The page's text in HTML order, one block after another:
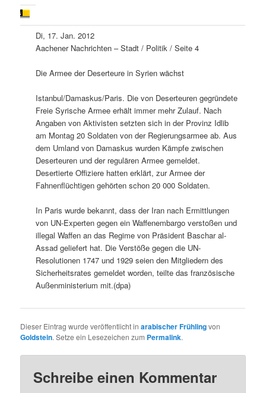
Di, 17. Jan. 2012
Aachener Nachrichten – Stadt / Politik / Seite 4
Die Armee der Deserteure in Syrien wächst
Istanbul/Damaskus/Paris. Die von Deserteuren gegründete
Freie Syrische Armee erhält immer mehr Zulauf. Nach
Angaben von Aktivisten setzten sich in der Provinz Idlib
am Montag 20 Soldaten von der Regierungsarmee ab. Aus
dem Umland von Damaskus wurden Kämpfe zwischen
Deserteuren und der regulären Armee gemeldet.
Desertierte Offiziere hatten erklärt, zur Armee der
Fahnenflüchtigen gehörten schon 20 000 Soldaten.
In Paris wurde bekannt, dass der Iran nach Ermittlungen
von UN-Experten gegen ein Waffenembargo verstoßen und
illegal Waffen an das Regime von Präsident Baschar al-
Assad geliefert hat. Die Verstöße gegen die UN-
Resolutionen 1747 und 1929 seien den Mitgliedern des
Sicherheitsrates gemeldet worden, teilte das französische
Außenministerium mit.(dpa)
Dieser Eintrag wurde veröffentlicht inarabischer Frühlingvon
Goldstein. Setze ein Lesezeichen zum Permalink.
Schreibe einen Kommentar